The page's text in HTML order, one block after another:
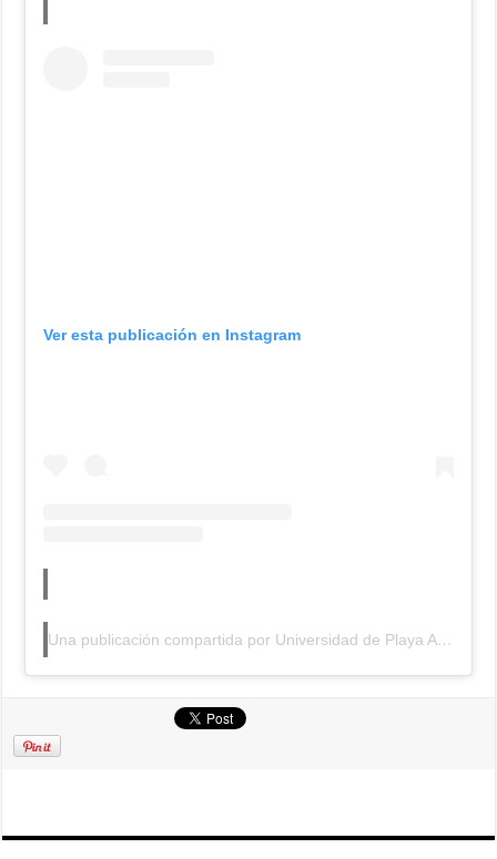
Ver esta publicación en Instagram
Una publicación compartida por Universidad de Playa Ancha (@upla_comunica)